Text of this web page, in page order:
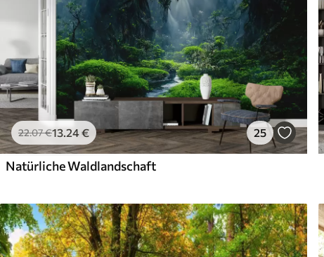
22.07€13.24€ 25
Natürliche Waldlandschaft